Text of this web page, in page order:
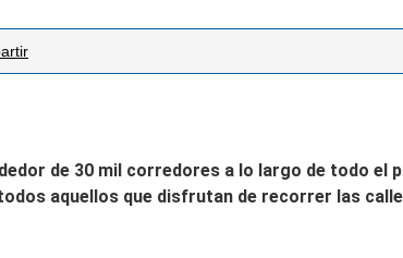
de 30 mil corredores a lo largo de todo el
aquellos que disfrutan de recorrer las